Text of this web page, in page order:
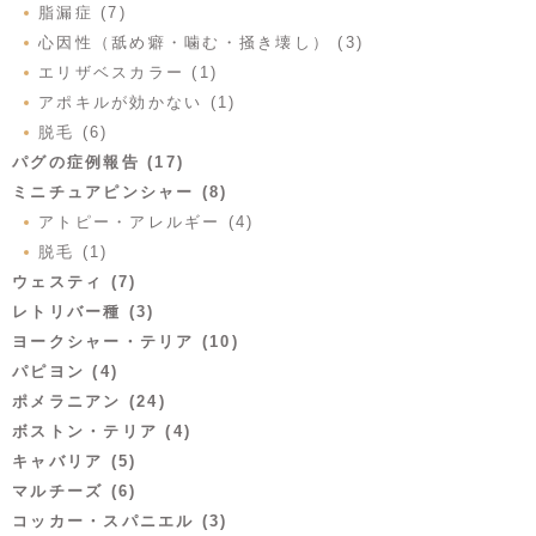
脂漏症 (7)
心因性（舐め癖・噛む・掻き壊し） (3)
エリザベスカラー (1)
アポキルが効かない (1)
脱毛 (6)
パグの症例報告 (17)
ミニチュアピンシャー (8)
アトピー・アレルギー (4)
脱毛 (1)
ウェスティ (7)
レトリバー種 (3)
ヨークシャー・テリア (10)
パピヨン (4)
ポメラニアン (24)
ボストン・テリア (4)
キャバリア (5)
マルチーズ (6)
コッカー・スパニエル (3)